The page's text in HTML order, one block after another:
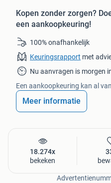
Kopen zonder zorgen?
een aankoopkeuring!
100% onafhankelijk
Keuringsrapport met
Nu aanvragen is morgen
Een aankoopkeuring kan al
Meer informatie
18.274x
bekeken